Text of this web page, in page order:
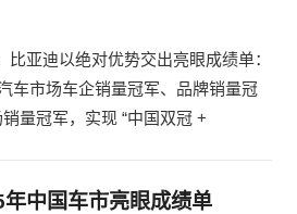
亚迪以绝对优势交出亮眼成绩单：
车市场车企销量冠军、品牌销量冠
量冠军，实现 “中国双冠 +
中国车市亮眼成绩单